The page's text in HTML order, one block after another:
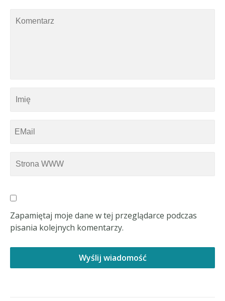
Zapamiętaj moje dane w tej przeglądarce podczas
pisania kolejnych komentarzy.